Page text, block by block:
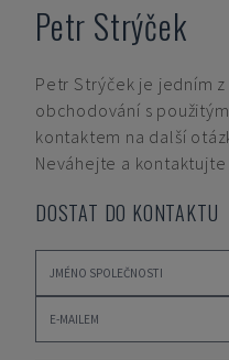
Petr Strýček
Petr Strýček je jedním
obchodování s
kontaktem na další
Neváhejte a kontaktujte
DOSTAT DO KONTAKTU